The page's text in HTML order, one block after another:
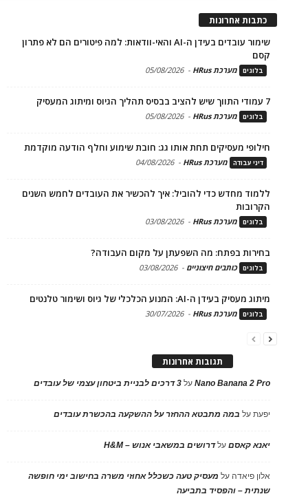
כתבות אחרונות
שימור עובדים בעידן ה-AI והאי-וודאות: למה פיטורים הם לא פתרון
קסם
בלוגים מערכת HRus -
05/08/2026
7 עמודי התווך שיש להציב בבסיס תהליך הגיוס ומיתוג המעסיק
בלוגים מערכת HRus -
05/08/2026
חילופי מעסיקים תחת אותו גג: חובת שימוע וחלף הודעה מוקדמת
דיני עבודה מערכת HRus -
04/08/2026
ללמוד מחדש כדי להוביל: איך להכשיר את העובדים לחמש השנים
הקרובות
בלוגים מערכת HRus -
03/08/2026
בחירות בפתח: מה השפעתן על מקום העבודה?
בלוגים כותבים חיצוניים -
03/08/2026
מיתוג מעסיק בעידן ה-AI: המנוע הכלכלי של גיוס ושימור טלנטים
בלוגים מערכת HRus -
30/07/2026
תגובות אחרונות
Nano Banana 2 Proעל 3 דרכים לבניית ביטחון עצמי של עובדים
יפעתעל במה מתבטא ההחזר על ההשקעה בהכשרת עובדים
יאנא קאסםעלדרושים במשאבי אנוש – H&M
אלון פיאדה על מעסיק טעה כשכלל אחוזי משרה בחישוב ימי חופשה
שנתית – והפסיד בתביעה